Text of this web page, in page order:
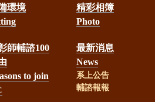
導與諮商學會113
淑華助理教授榮獲
實踐計畫補助
環境
精彩相簿
Photo
師輔諮100
to join
最新消息
News
系上公告
輔諮報報